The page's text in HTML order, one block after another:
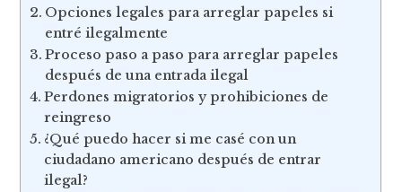
Opciones legales para arreglar papeles si
entré ilegalmente
Proceso paso a paso para arreglar papeles
después de una entrada ilegal
Perdones migratorios y prohibiciones de
reingreso
¿Qué puedo hacer si me casé con un
ciudadano americano después de entrar
ilegal?